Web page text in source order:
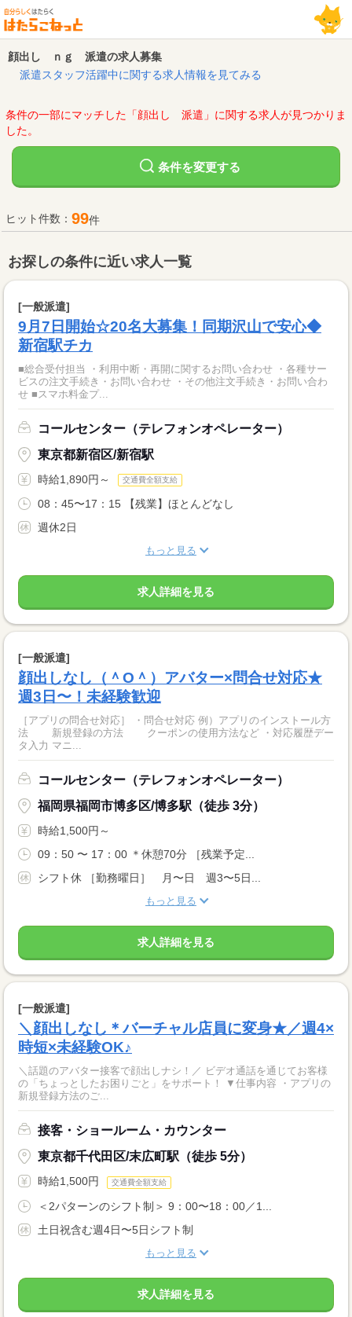
顔出し ｎｇ 派遣の求人募集
派遣スタッフ活躍中に関する求人情報を見てみる
条件の一部にマッチした「顔出し 派遣」に関する求人が見つかりま
した。
条件を変更する
ヒット件数： 99件
お探しの条件に近い求人一覧
[一般派遣]
9月7日開始☆20名大募集！同期沢山で安心◆
新宿駅チカ
■総合受付担当 ・利用中断・再開に関するお問い合わせ ・各種サー
ビスの注文手続き・お問い合わせ ・その他注文手続き・お問い合わ
せ ■スマホ料金プ...
コールセンター（テレフォンオペレーター）
東京都新宿区/新宿駅
時給1,890円～ 交通費全額支給
08：45〜17：15 【残業】ほとんどなし
週休2日
もっと見る
求人詳細を見る
[一般派遣]
顔出しなし（＾O＾）アバター×問合せ対応★
週3日〜！未経験歓迎
［アプリの問合せ対応］ ・問合せ対応 例）アプリのインストール方
法 新規登録の方法 クーポンの使用方法など ・対応履歴デー
タ入力 マニ...
コールセンター（テレフォンオペレーター）
福岡県福岡市博多区/博多駅（徒歩 3分）
時給1,500円～
09：50 〜 17：00 ＊休憩70分 ［残業予定...
シフト休 ［勤務曜日］ 月〜日 週3〜5日...
もっと見る
求人詳細を見る
[一般派遣]
＼顔出しなし＊バーチャル店員に変身★／週4×
時短×未経験OK♪
＼話題のアバター接客で顔出しナシ！／ ビデオ通話を通じてお客様
の「ちょっとしたお困りごと」をサポート！ ▼仕事内容 ・アプリの
新規登録方法のご...
接客・ショールーム・カウンター
東京都千代田区/末広町駅（徒歩 5分）
時給1,500円 交通費全額支給
＜2パターンのシフト制＞ 9：00〜18：00／1...
土日祝含む週4日〜5日シフト制
もっと見る
求人詳細を見る